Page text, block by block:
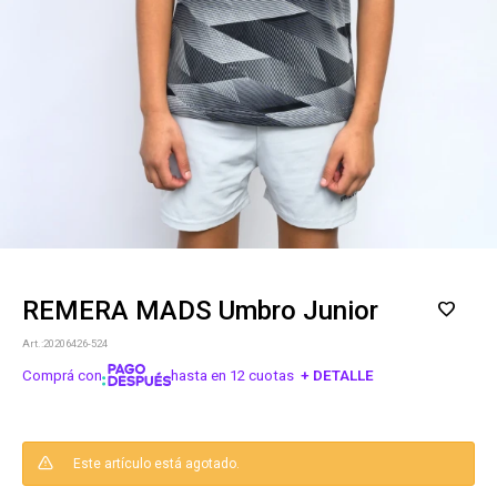
REMERA MADS Umbro Junior
20206426-524
Comprá con hasta en 12 cuotas + DETALLE
Este artículo está agotado.